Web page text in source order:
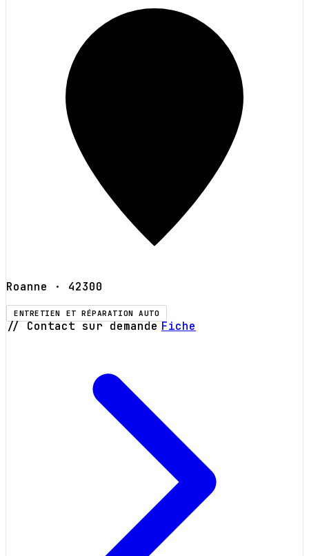
Roanne · 42300
ENTRETIEN ET RÉPARATION AUTO
// Contact sur demande Fiche